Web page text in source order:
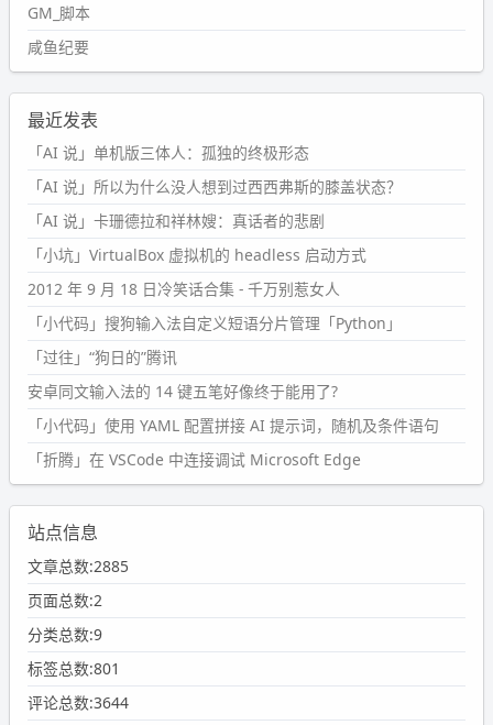
GM_脚本
咸鱼纪要
最近发表
「AI 说」单机版三体人：孤独的终极形态
「AI 说」所以为什么没人想到过西西弗斯的膝盖状态？
「AI 说」卡珊德拉和祥林嫂：真话者的悲剧
「小坑」VirtualBox 虚拟机的 headless 启动方式
2012 年 9 月 18 日冷笑话合集 - 千万别惹女人
「小代码」搜狗输入法自定义短语分片管理「Python」
「过往」“狗日的”腾讯
安卓同文输入法的 14 键五笔好像终于能用了?
「小代码」使用 YAML 配置拼接 AI 提示词，随机及条件语句
「折腾」在 VSCode 中连接调试 Microsoft Edge
站点信息
文章总数:2885
页面总数:2
分类总数:9
标签总数:801
评论总数:3644